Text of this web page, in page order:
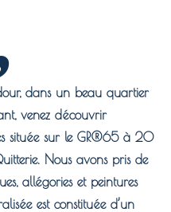
dans un beau quartier
venez découvrir
située sur le GR®65 à 20
Nous avons pris de
allégories et peintures
est constituée d’un